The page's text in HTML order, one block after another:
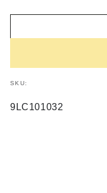
SKU:
9LC101032